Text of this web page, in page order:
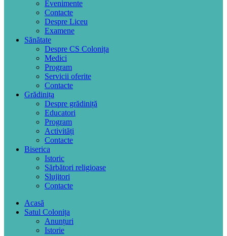
Evenimente
Contacte
Despre Liceu
Examene
Sănătate
Despre CS Colonița
Medici
Program
Servicii oferite
Contacte
Grădinița
Despre grădiniță
Educatori
Program
Activități
Contacte
Biserica
Istoric
Sărbători religioase
Slujitori
Contacte
Acasă
Satul Colonița
Anunțuri
Istorie